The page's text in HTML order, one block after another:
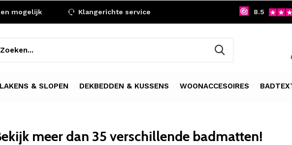
LAKENS & SLOPEN DEKBEDDEN & KUSSENS WOONACCESOIRES
mogelijk Klangerichte service 8.5
meer dan 35 verschillende badmatten!